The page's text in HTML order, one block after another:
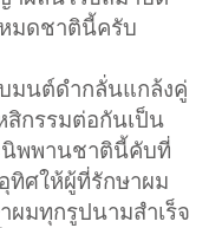
มดชาตินี้ครับ
มนต์ดำกลั่นแกล้งคู่
สิกรรมต่อกันเป็น
นิพพานชาตินี้คับที่
ทิศให้ผู้ที่รักษาผม
มทุกรูปนามสำเร็จ